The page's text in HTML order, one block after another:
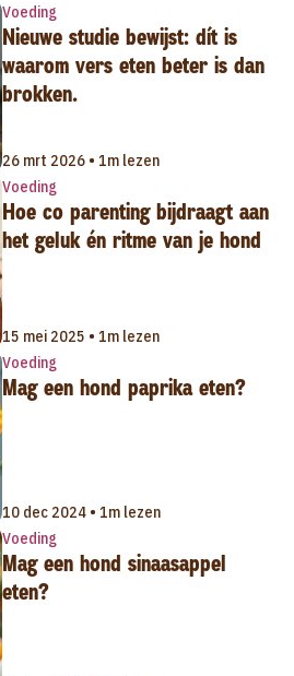
Voeding
Nieuwe studie bewijst: dít is
waarom vers eten beter is dan
brokken.
26 mrt 2026 • 1m lezen
Voeding
Hoe co parenting bijdraagt aan
het geluk én ritme van je hond
15 mei 2025 • 1m lezen
Voeding
Mag een hond paprika eten?
10 dec 2024 • 1m lezen
Voeding
Mag een hond sinaasappel
eten?